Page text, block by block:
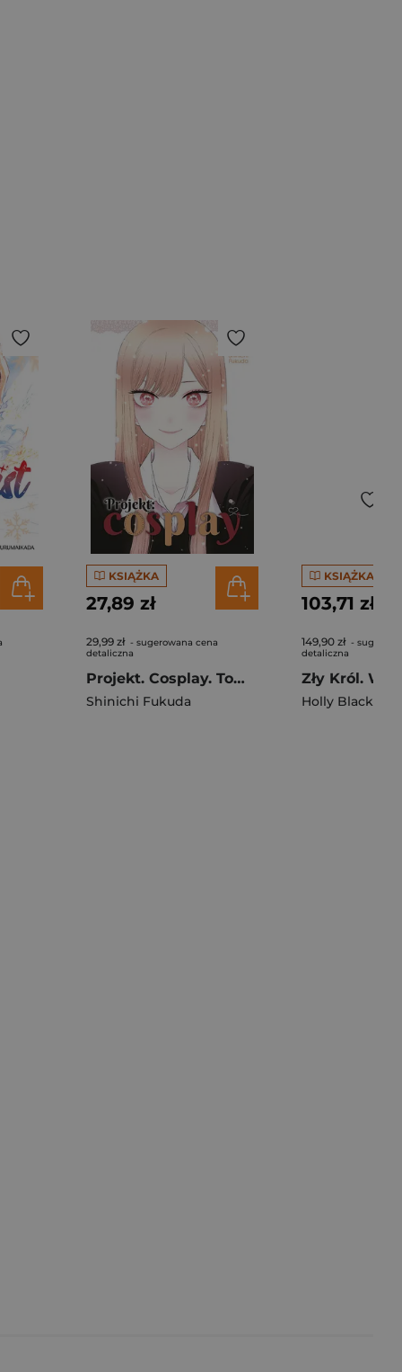
KSIĄŻKA
27,89 zł
29,99 zł - sugerowana cena
detaliczna
Projekt. Cosplay. Tom 14
Shinichi Fukuda
KSIĄŻKA
103,71 zł
149,90 zł -
detaliczna
Holly Black